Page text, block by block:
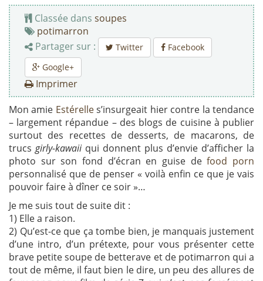
Classée dans soupes
potimarron
Partager sur :
Twitter
Facebook
Google+
Imprimer
Mon amie Estérelles’insurgeait hier contre la tendance
– largement répandue – des blogs de cuisine à publier
surtout des recettes de desserts, de macarons, de
trucsgirly-kawaiiqui donnent plus d’envie d’afficher la
photo sur son fond d’écran en guise defood porn
personnalisé que de penser « voilà enfin ce que je vais
pouvoir faire à dîner ce soir »…
Je me suis tout de suite dit :
1) Elle a raison.
2) Qu’est-ce que ça tombe bien, je manquais justement
d’une intro, d’un prétexte, pour vous présenter cette
brave petite soupe de betterave et de potimarron qui a
tout de même, il faut bien le dire, un peu des allures de